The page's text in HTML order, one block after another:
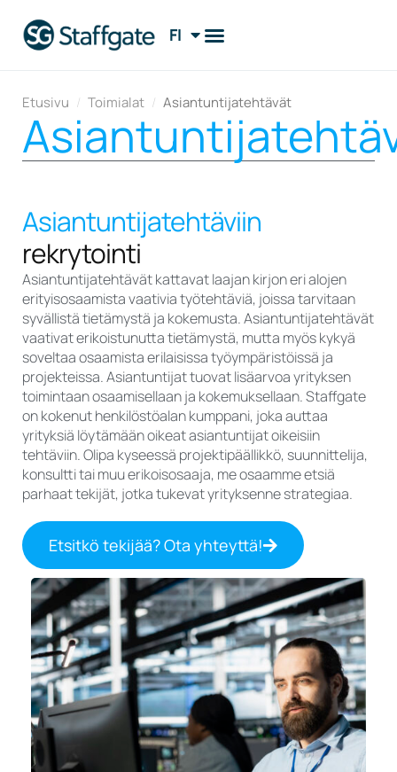
FI
EN
Etusivu / Toimialat / Asiantuntijatehtävät
Asiantuntijatehtäviin
rekrytointi
Asiantuntijatehtävät kattavat laajan kirjon eri alojen
erityisosaamista vaativia työtehtäviä, joissa tarvitaan
syvällistä tietämystä ja kokemusta. Asiantuntijatehtävät
vaativat erikoistunutta tietämystä, mutta myös kykyä
soveltaa osaamista erilaisissa työympäristöissä ja
projekteissa. Asiantuntijat tuovat lisäarvoa yrityksen
toimintaan osaamisellaan ja kokemuksellaan. Staffgate
on kokenut henkilöstöalan kumppani, joka auttaa
yrityksiä löytämään oikeat asiantuntijat oikeisiin
tehtäviin. Olipa kyseessä projektipäällikkö, suunnittelija,
konsultti tai muu erikoisosaaja, me osaamme etsiä
parhaat tekijät, jotka tukevat yrityksenne strategiaa.
Etsitkö tekijää? Ota yhteyttä!